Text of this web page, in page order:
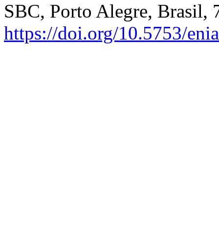
SBC, Porto Alegre, Brasil,
https://doi.org/10.5753/